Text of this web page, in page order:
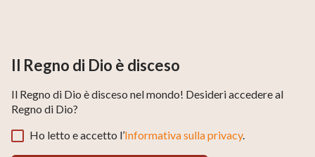
Il Regno di Dio è disceso
Il Regno di Dio è disceso nel mondo! Desideri accedere al
Regno di Dio?
Ho letto e accetto l’Informativa sulla privacy.